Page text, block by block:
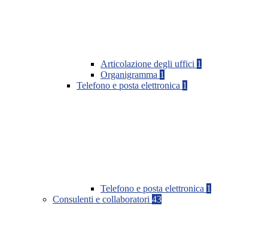
Articolazione degli uffici 1
Organigramma 1
Telefono e posta elettronica 1
Telefono e posta elettronica 1
Consulenti e collaboratori 43